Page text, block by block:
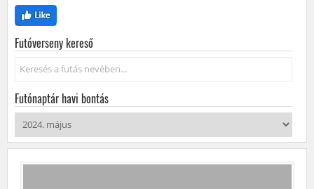
Futóverseny kereső
Keresés...
Futónaptár havi bontás